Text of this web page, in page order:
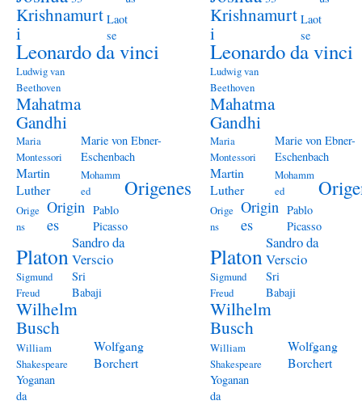
Krishnamurt
i
Laot
se
Leonardo da vinci
Ludwig van
Beethoven
Mahatma
Gandhi
Maria
Montessori
Marie von Ebner-
Eschenbach
Martin
Luther
Mohamm
ed
Origenes
Orige
ns
Origin
es
Pablo
Picasso
Platon
Sandro da
Verscio
Sigmund
Freud
Sri
Babaji
Wilhelm
Busch
William
Shakespeare
Wolfgang
Borchert
Yoganan
da
Krishnamurt
i
Laot
se
Leonardo da vinci
Ludwig van
Beethoven
Mahatma
Gandhi
Maria
Montessori
Marie von Ebner-
Eschenbach
Martin
Luther
Mohamm
ed
Orige
ns
Origin
es
Pablo
Picasso
Platon
Sandro da
Verscio
Sigmund
Freud
Sri
Babaji
Wilhelm
Busch
William
Shakespeare
Wolfgang
Borchert
Yoganan
da